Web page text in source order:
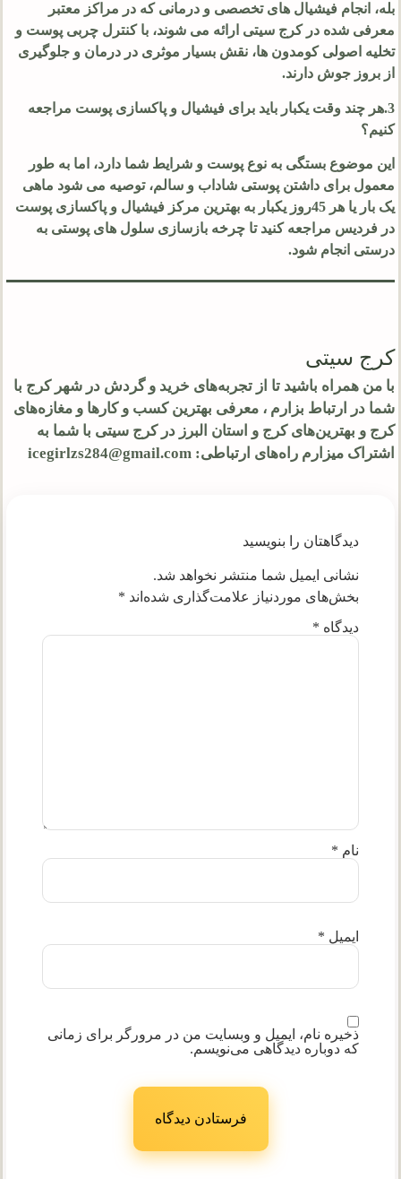
بله، انجام فیشیال های تخصصی و درمانی که در مراکز معتبر
معرفی شده در کرج سیتی ارائه می شوند، با کنترل چربی پوست و
تخلیه اصولی کومدون ها، نقش بسیار موثری در درمان و جلوگیری
از بروز جوش دارند.
3.هر چند وقت یکبار باید برای فیشیال و پاکسازی پوست مراجعه
کنیم؟
این موضوع بستگی به نوع پوست و شرایط شما دارد، اما به طور
معمول برای داشتن پوستی شاداب و سالم، توصیه می شود ماهی
یک بار یا هر 45روز یکبار به بهترین مرکز فیشیال و پاکسازی پوست
در فردیس مراجعه کنید تا چرخه بازسازی سلول های پوستی به
درستی انجام شود.
کرج سیتی
با من همراه باشید تا از تجربه‌های خرید و گردش در شهر کرج با
شما در ارتباط بزارم ، معرفی بهترین کسب و کارها و مغازه‌های
کرج و بهترین‌های کرج و استان البرز در کرج سیتی با شما به
اشتراک میزارم راه‌های ارتباطی: icegirlzs284@gmail.com
دیدگاهتان را بنویسید
نشانی ایمیل شما منتشر نخواهد شد.
بخش‌های موردنیاز علامت‌گذاری شده‌اند *
دیدگاه *
نام *
ایمیل *
ذخیره نام، ایمیل و وبسایت من در مرورگر برای زمانی
که دوباره دیدگاهی می‌نویسم.